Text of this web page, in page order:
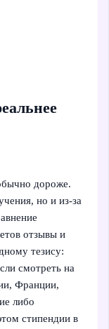
дороже.
но и из-за
отзывы и
тезису:
смотреть на
Франции,
либо
стипендии в